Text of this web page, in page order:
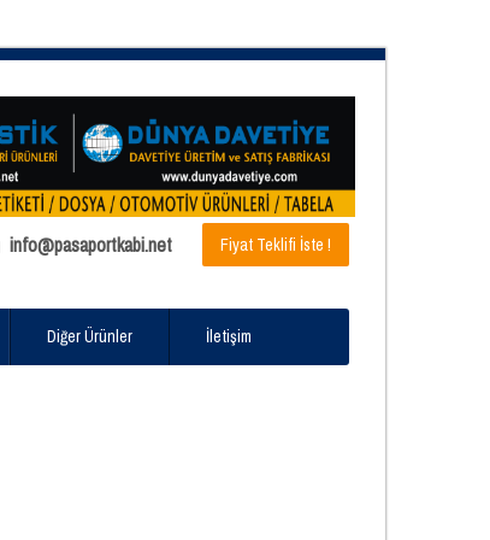
info@pasaportkabi.net Fiyat Teklifi İste !
Diğer Ürünler İletişim